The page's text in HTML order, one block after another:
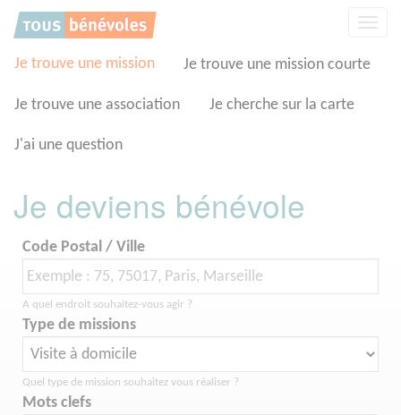
Je trouve une mission Je trouve une mission courte
Je trouve une association Je cherche sur la carte
J'ai une question
Je deviens bénévole
Code Postal / Ville
A quel endroit souhaitez-vous agir ?
Type de missions
Quel type de mission souhaitez vous réaliser ?
Mots clefs
Panneau de gestion des cookies